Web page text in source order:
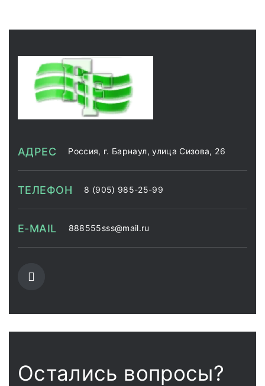
АДРЕС Россия, г. Барнаул, улица Сизова, 26
ТЕЛЕФОН 8 (905) 985-25-99
E-MAIL 888555sss@mail.ru
Остались вопросы?